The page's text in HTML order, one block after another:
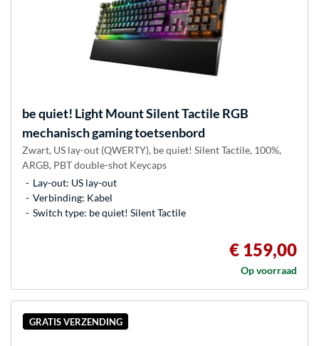
be quiet! Light Mount Silent Tactile RGB
mechanisch gaming toetsenbord
Zwart, US lay-out (QWERTY), be quiet! Silent Tactile, 100%,
ARGB, PBT double-shot Keycaps
Lay-out: US lay-out
Verbinding: Kabel
Switch type: be quiet! Silent Tactile
€ 159,00
Op voorraad
GRATIS VERZENDING